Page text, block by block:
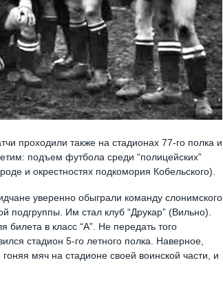
проходили также на стадионах 77-го полка и
подъем футбола среди “полицейских”
и окрестностях подкомория Кобельского).
уверенно обыграли команду слонимского
подгруппы. Им стал клуб “Друкар” (Вильно).
билета в класс “А”. Не передать того
стадион 5-го летного полка. Наверное,
мяч на стадионе своей воинской части, и